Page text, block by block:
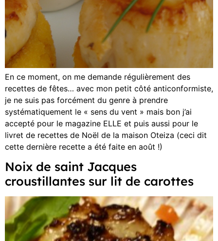
En ce moment, on me demande régulièrement des
recettes de fêtes… avec mon petit côté anticonformiste,
je ne suis pas forcément du genre à prendre
systématiquement le « sens du vent » mais bon j’ai
accepté pour le magazine ELLE et puis aussi pour le
livret de recettes de Noël de la maison Oteiza (ceci dit
cette dernière recette a été faite en août !)
Noix de saint Jacques
croustillantes sur lit de carottes